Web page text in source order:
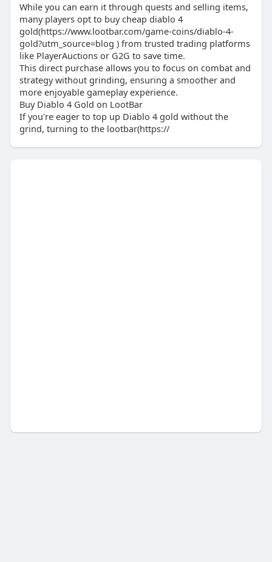
While you can earn it through quests and selling items,
many players opt to buy cheap diablo 4
gold(https://www.lootbar.com/game-coins/diablo-4-
gold?utm_source=blog ) from trusted trading platforms
like PlayerAuctions or G2G to save time.
This direct purchase allows you to focus on combat and
strategy without grinding, ensuring a smoother and
more enjoyable gameplay experience.
Buy Diablo 4 Gold on LootBar
If you're eager to top up Diablo 4 gold without the
grind, turning to the lootbar(https://